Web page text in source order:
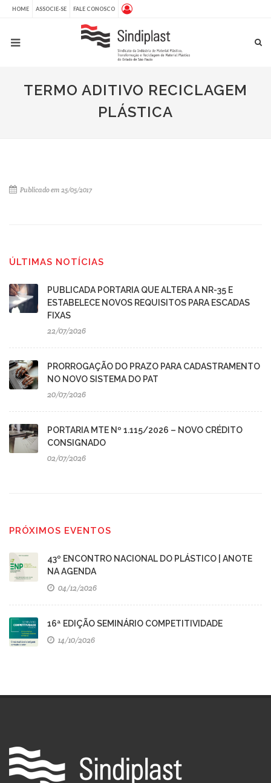
HOME ASSOCIE-SE FALE CONOSCO
TERMO ADITIVO RECICLAGEM
PLÁSTICA
Publicado em 25/05/2017
ÚLTIMAS NOTÍCIAS
PUBLICADA PORTARIA QUE ALTERA A NR-35 E
ESTABELECE NOVOS REQUISITOS PARA ESCADAS
FIXAS
22/07/2026
PRORROGAÇÃO DO PRAZO PARA CADASTRAMENTO
NO NOVO SISTEMA DO PAT
20/07/2026
PORTARIA MTE Nº 1.115/2026 – NOVO CRÉDITO
CONSIGNADO
02/07/2026
PRÓXIMOS EVENTOS
43º ENCONTRO NACIONAL DO PLÁSTICO | ANOTE
NA AGENDA
04/12/2026
16ª EDIÇÃO SEMINÁRIO COMPETITIVIDADE
14/10/2026